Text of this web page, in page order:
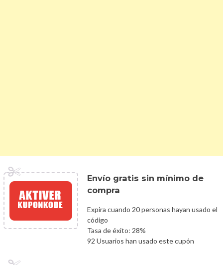
Envío gratis sin mínimo de
compra
Expira cuando 20 personas hayan usado el
código
Tasa de éxito: 28%
92 Usuarios han usado este cupón